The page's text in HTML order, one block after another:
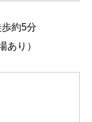
約5分
あり）